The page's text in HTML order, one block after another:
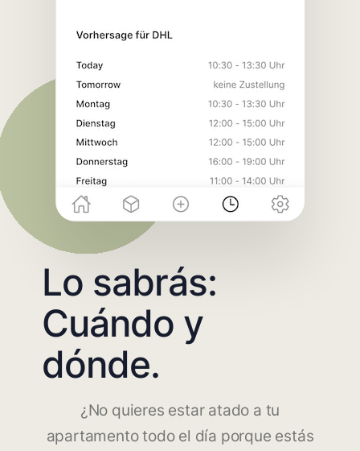
Lo sabrás:
Cuándo y
dónde.
¿No quieres estar atado a tu
apartamento todo el día porque estás